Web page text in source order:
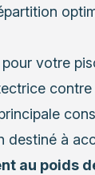
votre
contre
destiné à
au poids